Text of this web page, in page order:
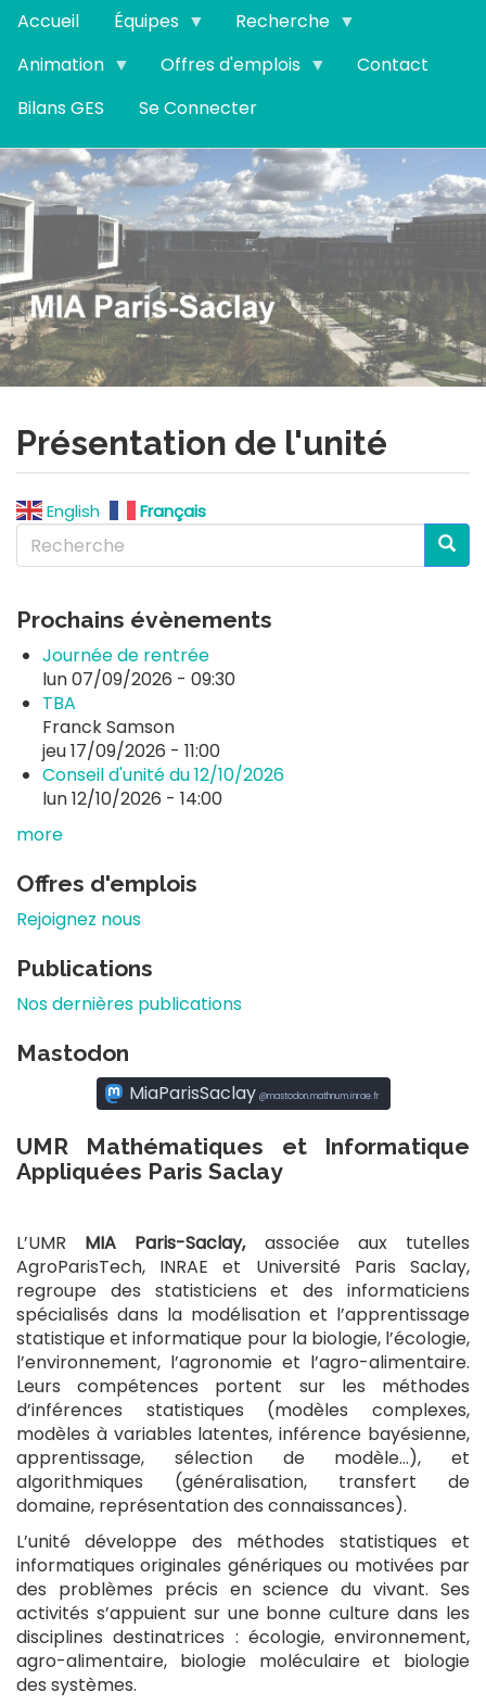
Aller
au
contenu
Accueil Équipes
Recherche
Animation
Offres d'emplois
Contact
Bilans GES
Se Connecter
Présentation de l'unité
English Français
Recherche
Prochains évènements
Journée de rentrée
lun 07/09/2026 - 09:30
TBA
Franck Samson
jeu 17/09/2026 - 11:00
Conseil d'unité du 12/10/2026
lun 12/10/2026 - 14:00
more
Offres d'emplois
Rejoignez nous
Publications
Nos dernières publications
Mastodon
MiaParisSaclay mastodon.mathnum.inrae.fr
UMR Mathématiques et Informatique
Appliquées Paris Saclay
L’UMR MIA Paris-Saclay,associée aux tutelles
AgroParisTech, INRAE et Université Paris Saclay,
regroupe des statisticiens et des informaticiens
spécialisés dans la modélisation et l’apprentissage
statistique et informatique pour la biologie, l’écologie,
l’environnement, l’agronomie et l’agro-alimentaire.
Leurs compétences portent sur les méthodes
d’inférences statistiques (modèles complexes,
modèles à variables latentes, inférence bayésienne,
apprentissage, sélection de modèle…), et
algorithmiques (généralisation, transfert de
domaine, représentation des connaissances).
L’unité développe des méthodes statistiques et
informatiques originales génériques ou motivées par
des problèmes précis en science du vivant. Ses
activités s’appuient sur une bonne culture dans les
disciplines destinatrices : écologie, environnement,
agro-alimentaire, biologie moléculaire et biologie
des systèmes.